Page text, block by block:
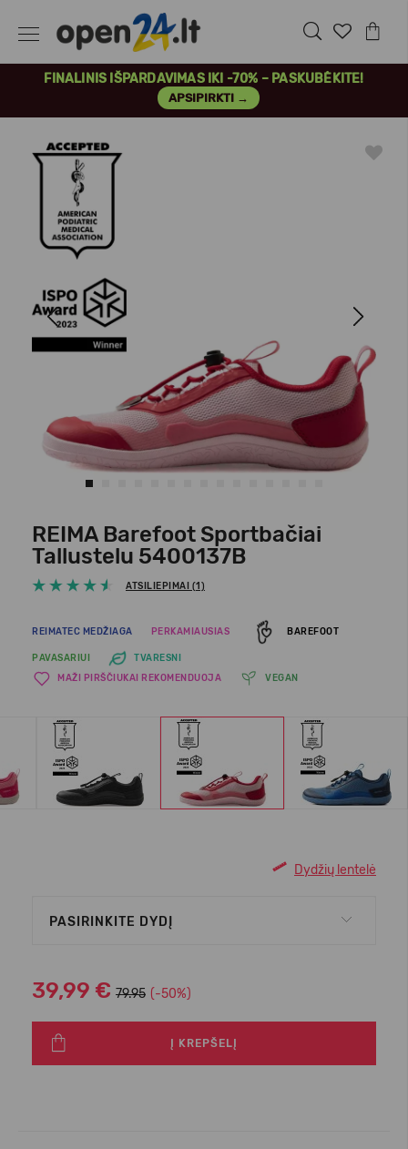
FINALINIS IŠPARDAVIMAS IKI -70% – PASKUBĖKITE!
APSIPIRKTI →
Previous Next
REIMA Barefoot Sportbačiai
Tallustelu 5400137B
ATSILIEPIMAI (1)
REIMATEC MEDŽIAGA PERKAMIAUSIAS BAREFOOT
PAVASARIUI
TVARESNI
MAŽI PIRŠČIUKAI REKOMENDUOJA
VEGAN
Dydžių lentelė
PASIRINKITE DYDĮ
39,99 € 79.95 (-50%)
Į KREPŠELĮ